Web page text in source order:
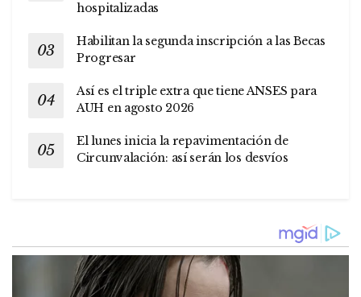
hospitalizadas
Habilitan la segunda inscripción a las Becas
Progresar
Así es el triple extra que tiene ANSES para
AUH en agosto 2026
El lunes inicia la repavimentación de
Circunvalación: así serán los desvíos